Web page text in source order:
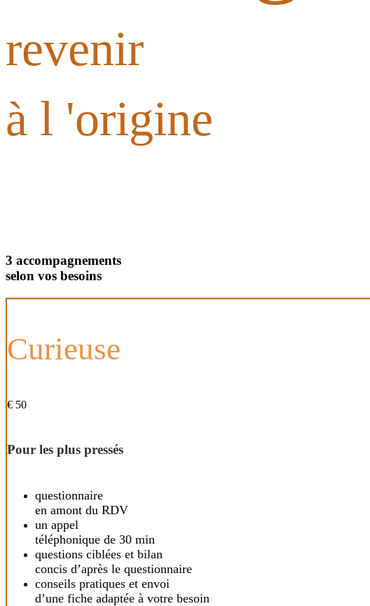
revenir
à l 'origine
3 accompagnements
selon vos besoins
Curieuse
€ 50
Pour les plus pressés
questionnaire
en amont du RDV
un appel
téléphonique de 30 min
questions ciblées et bilan
concis d’après le questionnaire
conseils pratiques et envoi
d’une fiche adaptée à votre besoin